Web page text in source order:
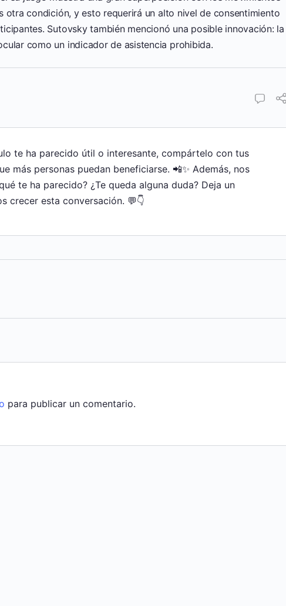
otra condición, y esto requerirá un alto nivel de consentimiento
Sutovsky también mencionó una posible innovación: la
como un indicador de asistencia prohibida.
te ha parecido útil o interesante, compártelo con tus
más personas puedan beneficiarse. 📲✨ Además, nos
te ha parecido? ¿Te queda alguna duda? Deja un
crecer esta conversación. 💬👇
para publicar un comentario.